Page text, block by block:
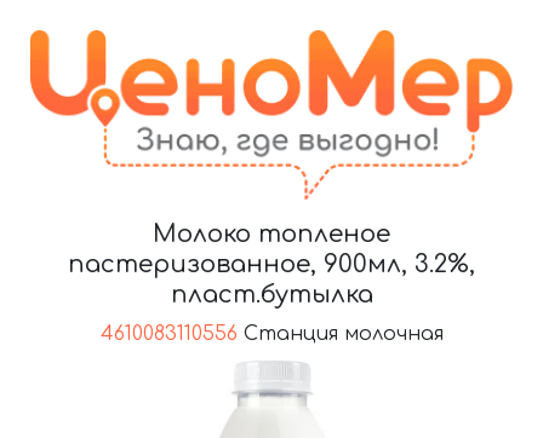
Молоко топленое
пастеризованное, 900мл, 3.2%,
пласт.бутылка
4610083110556 Станция молочная